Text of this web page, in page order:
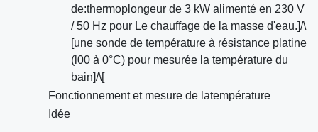
de:thermoplongeur de 3 kW alimenté en 230 V
/ 50 Hz pour Le chauffage de la masse d'eau.]/\
[une sonde de température à résistance platine
(l00 à 0°C) pour mesurée la température du
bain]/\[
Fonctionnement et mesure de latempérature
Idée